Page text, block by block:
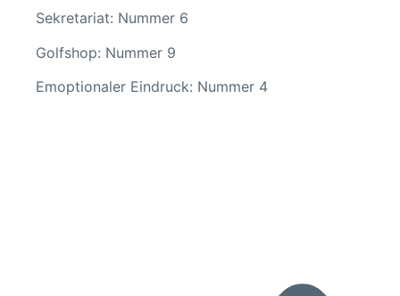
Sekretariat: Nummer 6
Golfshop: Nummer 9
Emoptionaler Eindruck: Nummer 4